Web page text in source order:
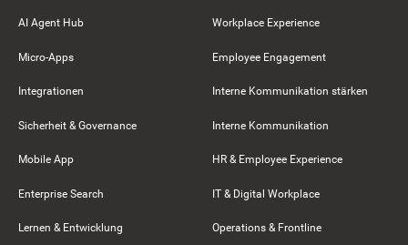
AI Agent Hub
Micro-Apps
Integrationen
Sicherheit & Governance
Mobile App
Enterprise Search
Lernen & Entwicklung
Workplace Experience
Employee Engagement
Interne Kommunikation stärken
Interne Kommunikation
HR & Employee Experience
IT & Digital Workplace
Operations & Frontline